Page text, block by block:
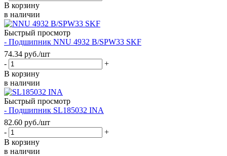
В корзину
в наличии
Быстрый просмотр
- Подшипник NNU 4932 B/SPW33 SKF
74.34 руб./шт
-
+
В корзину
в наличии
Быстрый просмотр
- Подшипник SL185032 INA
82.60 руб./шт
-
+
В корзину
в наличии